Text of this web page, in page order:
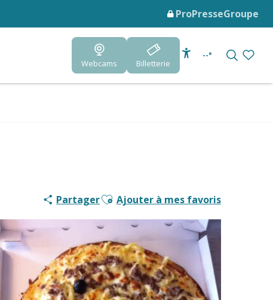
Webcams
--°
Billetterie
ProPresseGroupe
PartagerAjouter aux favoris
Ajouter à mes favoris